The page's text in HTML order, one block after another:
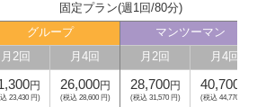
固定プラン(週1回/80分)
グループ
マンツーマン
月2回
月4回 月2回 月4回
円
23,430 円)
26,000円
(税込 28,600 円)
28,700円
(税込 31,570 円)
40,700
(税込 44,770 円)